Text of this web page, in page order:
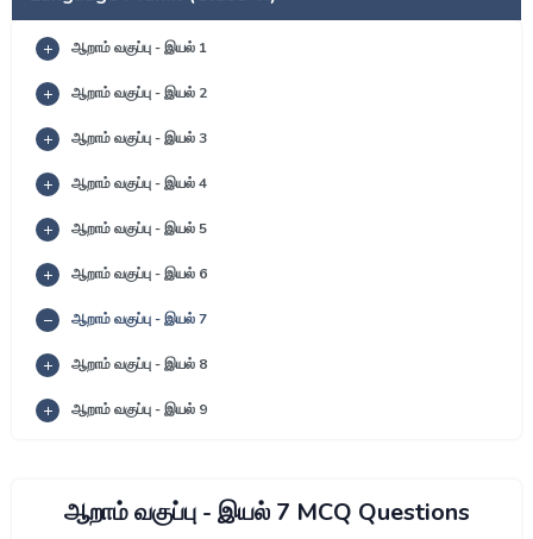
ஆறாம் வகுப்பு - இயல் 1
ஆறாம் வகுப்பு - இயல் 2
ஆறாம் வகுப்பு - இயல் 3
ஆறாம் வகுப்பு - இயல் 4
ஆறாம் வகுப்பு - இயல் 5
ஆறாம் வகுப்பு - இயல் 6
ஆறாம் வகுப்பு - இயல் 7
ஆறாம் வகுப்பு - இயல் 8
ஆறாம் வகுப்பு - இயல் 9
ஆறாம் வகுப்பு - இயல் 7 MCQ Questions